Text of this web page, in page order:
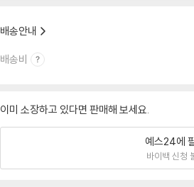
배송안내
배송비
이미 소장하고 있다면 판매해 보세요.
예스24에
바이백 신청